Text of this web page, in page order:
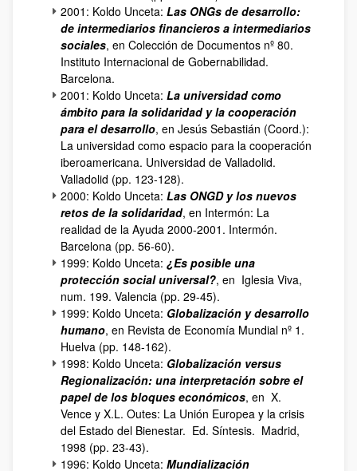
2001: Koldo Unceta: Las ONGs de desarrollo:
de intermediarios financieros a intermediarios
sociales, en Colección de Documentos nº 80.
Instituto Internacional de Gobernabilidad.
Barcelona.
2001: Koldo Unceta: La universidad como
ámbito para la solidaridad y la cooperación
para el desarrollo, en Jesús Sebastián (Coord.):
La universidad como espacio para la cooperación
iberoamericana. Universidad de Valladolid.
Valladolid (pp. 123-128).
2000: Koldo Unceta: Las ONGD y los nuevos
retos de la solidaridad, en Intermón: La
realidad de la Ayuda 2000-2001. Intermón.
Barcelona (pp. 56-60).
1999: Koldo Unceta: ¿Es posible una
protección social universal?, en Iglesia Viva,
num. 199. Valencia (pp. 29-45).
1999: Koldo Unceta: Globalización y desarrollo
humano, en Revista de Economía Mundial nº 1.
Huelva (pp. 148-162).
1998: Koldo Unceta: Globalización versus
Regionalización: una interpretación sobre el
papel de los bloques económicos, en X.
Vence y X.L. Outes: La Unión Europea y la crisis
del Estado del Bienestar. Ed. Síntesis. Madrid,
1998 (pp. 23-43).
1996: Koldo Unceta: Mundialización